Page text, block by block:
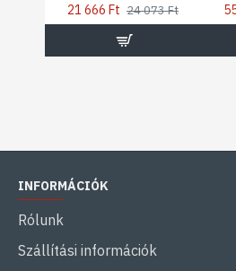
21 666 Ft 24 073 Ft
INFORMÁCIÓK
Rólunk
Szállítási információk